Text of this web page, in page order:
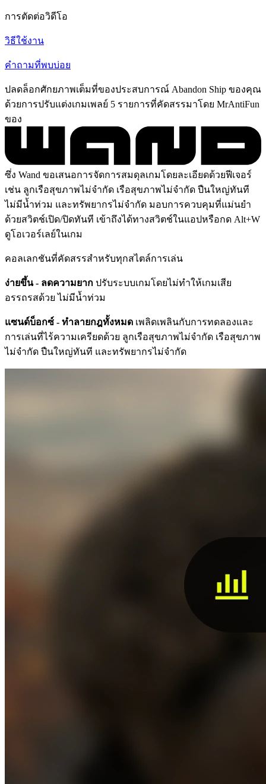
การตัดต่อวิดีโอ
วิธีใช้งาน
คำถามที่พบบ่อย
ปลดล็อกศักยภาพเต็มที่ของประสบการณ์ Abandon Ship ของคุณ
ด้วยการปรับแต่งเกมเพลย์ 5 รายการที่คัดสรรมาโดย MrAntiFun
ของ
ซึ่ง Wand ขอเสนอการจัดการสมดุลเกมโดยละเอียดด้วยฟีเจอร์
เช่น ลูกเรือสุขภาพไม่จำกัด เรือสุขภาพไม่จำกัด ปืนใหญ่ทันที
ไม่มีน้ำท่วม และทรัพยากรไม่จำกัด มอบการควบคุมที่แม่นยำ
ด้วยสวิตช์เปิด/ปิดทันที เข้าถึงได้ทางสวิตช์ในแอปหรือกด Alt+W
ดูโอเวอร์เลย์ในเกม
คอลเลกชันที่คัดสรรสำหรับทุกสไตล์การเล่น
ง่ายขึ้น - ลดความยาก ปรับระบบเกมโดยไม่ทำให้เกมเสีย
อรรถรสด้วย ไม่มีน้ำท่วม
แซนด์บ็อกซ์ - ทำลายกฎทั้งหมด เพลิดเพลินกับการทดลองและ
การเล่นที่ไร้ความเครียดด้วย ลูกเรือสุขภาพไม่จำกัด เรือสุขภาพ
ไม่จำกัด ปืนใหญ่ทันที และทรัพยากรไม่จำกัด